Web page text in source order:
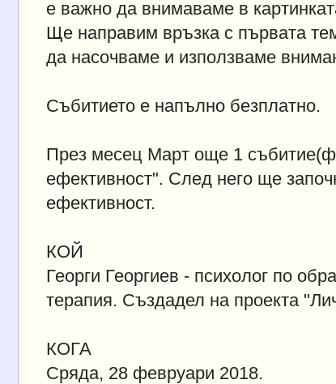
е важно да внимаваме в
Ще направим връзка с първата
да насочваме и използваме
Събитието е напълно безплатно.
През месец Март още 1
ефективност". След него ще
ефективност.
КОЙ
Георги Георгиев - психолог по
терапия. Създадел на проекта
КОГА
Сряда, 28 февруари 2018.